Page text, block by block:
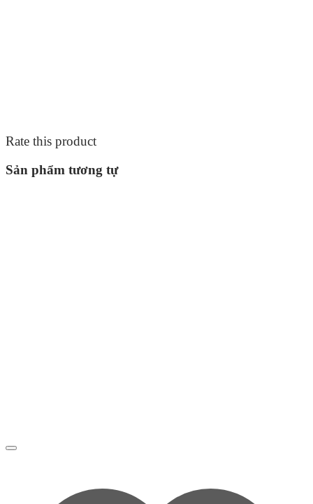
Rate this product
Sản phẩm tương tự